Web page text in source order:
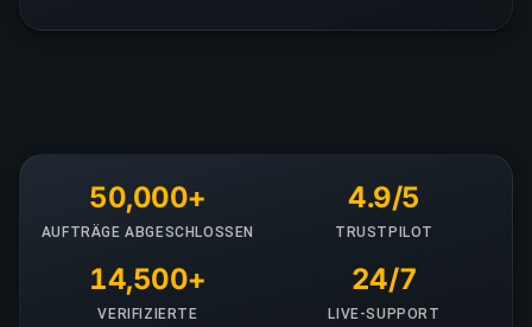
50,000+
AUFTRÄGE ABGESCHLOSSEN
4.9/5
TRUSTPILOT
14,500+
VERIFIZIERTE
24/7
LIVE-SUPPORT